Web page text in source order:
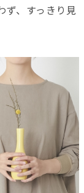
ず、すっきり見